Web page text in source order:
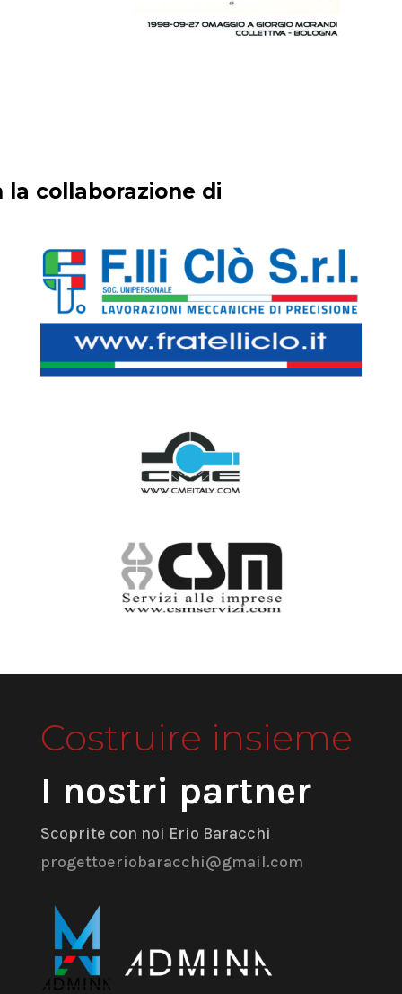
la collaborazione di
Costruire insieme
I nostri partner
Scoprite con noi Erio Baracchi
progettoeriobaracchi@gmail.com